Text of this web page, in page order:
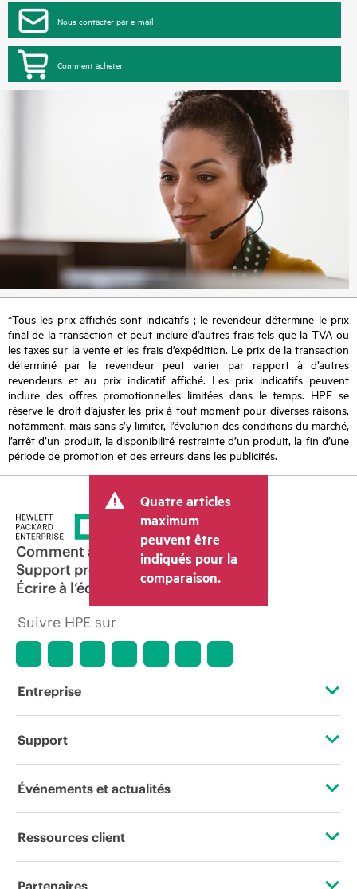
Nous contacter par e-mail
Comment acheter
*Tous les prix affichés sont indicatifs ; le revendeur détermine le prix
final de la transaction et peut inclure d’autres frais tels que la TVA ou
les taxes sur la vente et les frais d’expédition. Le prix de la transaction
déterminé par le revendeur peut varier par rapport à d’autres
revendeurs et au prix indicatif affiché. Les prix indicatifs peuvent
inclure des offres promotionnelles limitées dans le temps. HPE se
réserve le droit d’ajuster les prix à tout moment pour diverses raisons,
notamment, mais sans s’y limiter, l’évolution des conditions du marché,
l’arrêt d’un produit, la disponibilité restreinte d’un produit, la fin d’une
période de promotion et des erreurs dans les publicités.
Quatre articles
maximum
peuvent être
indiqués pour la
comparaison.
Comment acheter
Support produit
Écrire à l’équipe commerciale
Suivre HPE sur
Entreprise
À propos de HPE
Responsabilité d’entreprise
HPE Labs
Support
Services d’assistance opérationnelle (OSS)
Événements et actualités
Événements
Ressources client
Nous contacter
Partenaires